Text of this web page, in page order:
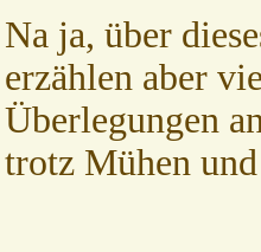
Na ja, über
erzählen aber
Überlegungen
trotz Mühen